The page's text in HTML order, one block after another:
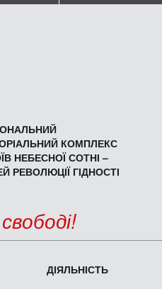
КОМПЛЕКС
НЕБЕСНОЇ СОТНІ –
РЕВОЛЮЦІЇ ГІДНОСТІ
ДІЯЛЬНІСТЬ